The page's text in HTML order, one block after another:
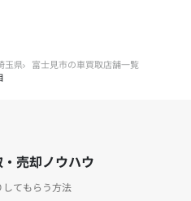
玉県
富士見市の車買取店舗一覧
売却ノウハウ
てもらう方法